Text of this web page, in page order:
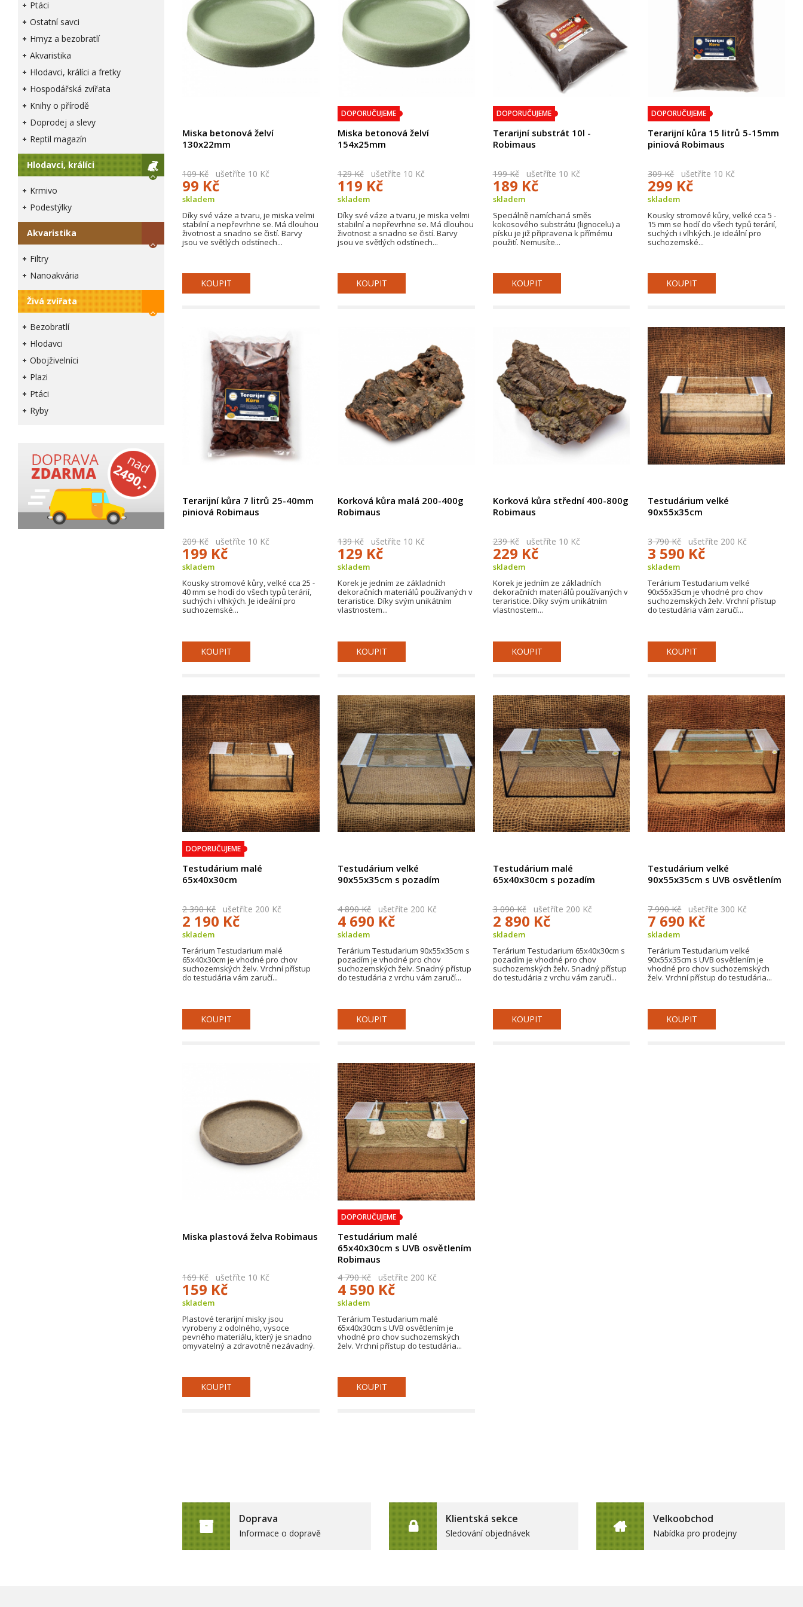
Ptáci
Ostatní savci
Hmyz a bezobratlí
Akvaristika
Hlodavci, králíci a fretky
Hospodářská zvířata
Knihy o přírodě
Doprodej a slevy
Reptil magazín
Hlodavci, králíci
Krmivo
Podestýlky
Akvaristika
Filtry
Nanoakvária
Živá zvířata
Bezobratlí
Hlodavci
Obojživelníci
Plazi
Ptáci
Ryby
Miska betonová želví
130x22mm
109 Kč ušetříte 10 Kč
99 Kč
skladem
Díky své váze a tvaru, je miska velmi
stabilní a nepřevrhne se. Má dlouhou
životnost a snadno se čistí. Barvy
jsou ve světlých odstínech...
KOUPIT
DOPORUČUJEME
Miska betonová želví
154x25mm
129 Kčušetříte 10 Kč
119 Kč
skladem
Díky své váze a tvaru, je miska velmi
stabilní a nepřevrhne se. Má dlouhou
životnost a snadno se čistí. Barvy
jsou ve světlých odstínech...
KOUPIT
DOPORUČUJEME
Terarijní substrát 10l -
Robimaus
199 Kčušetříte 10 Kč
189 Kč
skladem
Speciálně namíchaná směs
kokosového substrátu (lignocelu) a
písku je již připravena k přímému
použití. Nemusíte...
KOUPIT
DOPORUČUJEME
Terarijní kůra 15 litrů 5-15mm
piniová Robimaus
309 Kčušetříte 10 Kč
299 Kč
skladem
Kousky stromové kůry, velké cca 5 -
15 mm se hodí do všech typů terárií,
suchých i vlhkých. Je ideální pro
suchozemské...
KOUPIT
Terarijní kůra 7 litrů 25-40mm
piniová Robimaus
209 Kč ušetříte 10 Kč
199 Kč
skladem
Kousky stromové kůry, velké cca 25 -
40 mm se hodí do všech typů terárií,
suchých i vlhkých. Je ideální pro
suchozemské...
KOUPIT
Korková kůra malá 200-400g
Robimaus
139 Kčušetříte 10 Kč
129 Kč
skladem
Korek je jedním ze základních
dekoračních materiálů používaných v
teraristice. Díky svým unikátním
vlastnostem...
KOUPIT
Korková kůra střední 400-800g
Robimaus
239 Kčušetříte 10 Kč
229 Kč
skladem
Korek je jedním ze základních
dekoračních materiálů používaných v
teraristice. Díky svým unikátním
vlastnostem...
KOUPIT
Testudárium velké
90x55x35cm
3 790 Kčušetříte 200 Kč
3 590 Kč
skladem
Terárium Testudarium velké
90x55x35cm je vhodné pro chov
suchozemských želv. Vrchní přístup
do testudária vám zaručí...
KOUPIT
DOPORUČUJEME
Testudárium malé
65x40x30cm
2 390 Kč ušetříte 200 Kč
2 190 Kč
skladem
Terárium Testudarium malé
65x40x30cm je vhodné pro chov
suchozemských želv. Vrchní přístup
do testudária vám zaručí...
KOUPIT
Testudárium velké
90x55x35cm s pozadím
4 890 Kčušetříte 200 Kč
4 690 Kč
skladem
Terárium Testudarium 90x55x35cm s
pozadím je vhodné pro chov
suchozemských želv. Snadný přístup
do testudária z vrchu vám zaručí...
KOUPIT
Testudárium malé
65x40x30cm s pozadím
3 090 Kčušetříte 200 Kč
2 890 Kč
skladem
Terárium Testudarium 65x40x30cm s
pozadím je vhodné pro chov
suchozemských želv. Snadný přístup
do testudária z vrchu vám zaručí...
KOUPIT
Testudárium velké
90x55x35cm s UVB osvětlením
7 990 Kčušetříte 300 Kč
7 690 Kč
skladem
Terárium Testudarium velké
90x55x35cm s UVB osvětlením je
vhodné pro chov suchozemských
želv. Vrchní přístup do testudária...
KOUPIT
Miska plastová želva Robimaus
169 Kč ušetříte 10 Kč
159 Kč
skladem
Plastové terarijní misky jsou
vyrobeny z odolného, vysoce
pevného materiálu, který je snadno
omyvatelný a zdravotně nezávadný.
KOUPIT
DOPORUČUJEME
Testudárium malé
65x40x30cm s UVB osvětlením
Robimaus
4 790 Kčušetříte 200 Kč
4 590 Kč
skladem
Terárium Testudarium malé
65x40x30cm s UVB osvětlením je
vhodné pro chov suchozemských
želv. Vrchní přístup do testudária...
KOUPIT
Doprava
Informace o dopravě
Klientská sekce
Sledování objednávek
Velkoobchod
Nabídka pro prodejny